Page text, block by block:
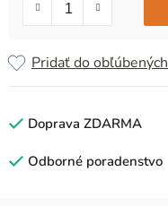
Pridať do obľúbených
Doprava ZDARMA
Odborné poradenstvo